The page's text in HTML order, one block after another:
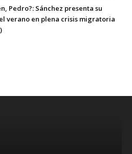
Pedro?: Sánchez presenta su
verano en plena crisis migratoria